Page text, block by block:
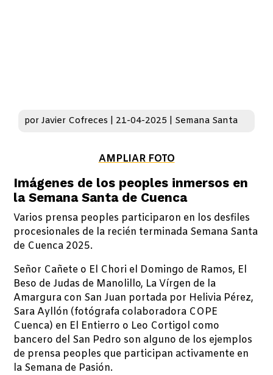
porJavier Cofreces 21-04-2025 Semana Santa
AMPLIAR FOTO
Imágenes de los peoples inmersos en
la Semana Santa de Cuenca
Varios prensa peoples participaron en los desfiles
procesionales de la recién terminada Semana Santa
de Cuenca 2025.
Señor Cañete o El Chori el Domingo de Ramos, El
Beso de Judas de Manolillo, La Vírgen de la
Amargura con San Juan portada por Helivia Pérez,
Sara Ayllón (fotógrafa colaboradora COPE
Cuenca) en El Entierro o Leo Cortigol como
bancero del San Pedro son alguno de los ejemplos
de prensa peoples que participan activamente en
la Semana de Pasión.